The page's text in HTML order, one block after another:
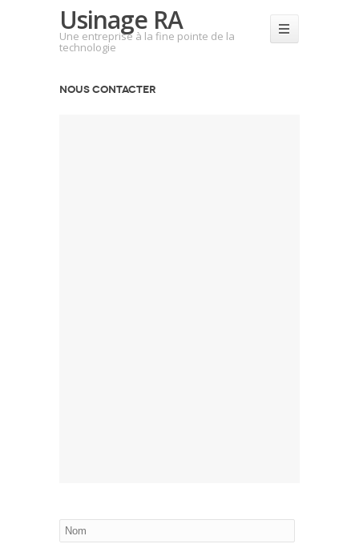
Usinage RA
Une entreprise à la fine pointe de la
technologie
NOUS CONTACTER